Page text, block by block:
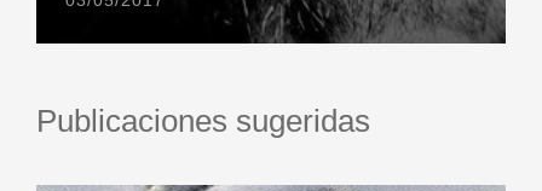
Publicaciones sugeridas